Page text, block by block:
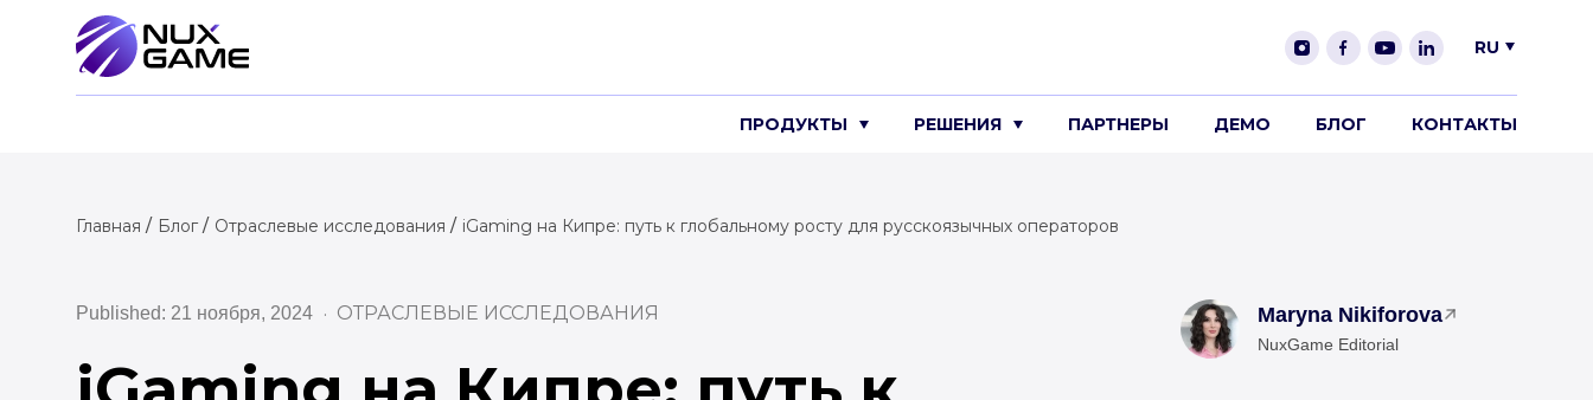
RU
ПРОДУКТЫ РЕШЕНИЯ ПАРТНЕРЫ ДЕМО БЛОГ КОНТАКТЫ
Главная Блог Отраслевые исследования iGaming на Кипре: путь к глобальному росту для русскоязычных операторов
Published: 21 ноября, 2024 ОТРАСЛЕВЫЕ ИССЛЕДОВАНИЯ Maryna Nikiforova
NuxGame Editorial